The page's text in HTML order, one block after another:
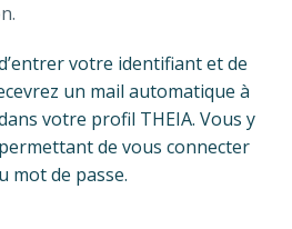
votre identifiant et de
un mail automatique à
votre profil THEIA. Vous y
de vous connecter
mot de passe.